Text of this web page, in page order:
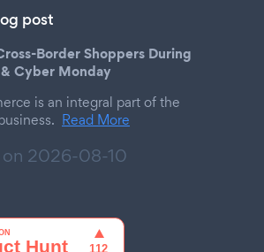
post
Border Shoppers During
Cyber Monday
is an integral part of the
Read More
2026-08-10